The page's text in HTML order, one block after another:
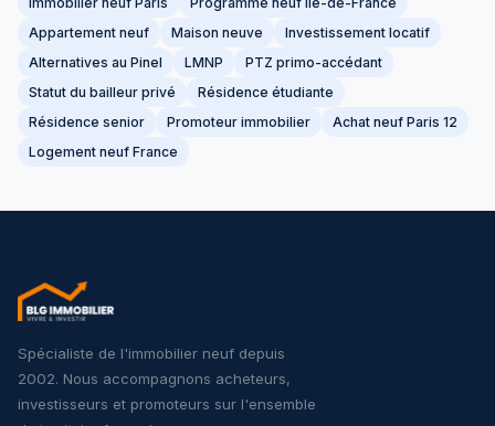
Appartement neuf
Maison neuve
Investissement locatif
Alternatives au Pinel
LMNP
PTZ primo-accédant
Statut du bailleur privé
Résidence étudiante
Résidence senior
Promoteur immobilier
Achat neuf Paris 12
Logement neuf France
Spécialiste de l'immobilier neuf depuis
2002. Nous accompagnons acheteurs,
investisseurs et promoteurs sur l'ensemble